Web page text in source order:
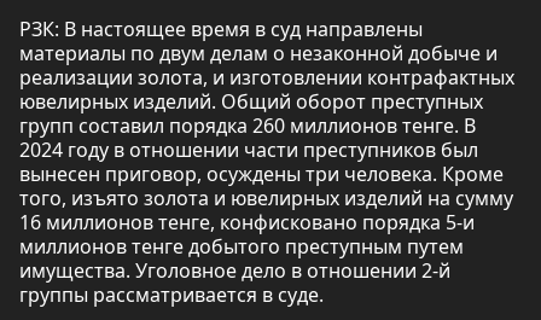
РЗК: В настоящее время в суд направлены
материалы по двум делам о незаконной добыче и
реализации золота, и изготовлении контрафактных
ювелирных изделий. Общий оборот преступных
групп составил порядка 260 миллионов тенге. В
2024 году в отношении части преступников был
вынесен приговор, осуждены три человека. Кроме
того, изъято золота и ювелирных изделий на сумму
16 миллионов тенге, конфисковано порядка 5-и
миллионов тенге добытого преступным путем
имущества. Уголовное дело в отношении 2-й
группы рассматривается в суде.